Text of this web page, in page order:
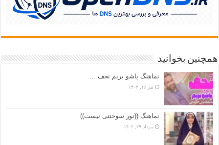
همچنین بخوانید